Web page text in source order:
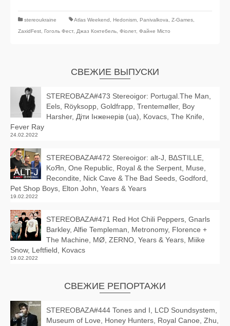
stereoukraine Atlas Weekend Hedonism Panivalkova Z-Games
ZaхidFest Гоголь Фест, Джаз Коктебель Фіолет, Файне Місто
СВЕЖИЕ ВЫПУСКИ
STEREOBAZA#473 Stereoigor: Portugal.The Man,
Eels, Röyksopp, Goldfrapp, Trentemøller, Boy
Harsher, Діти Інженерів (ua), Kovacs, The Knife,
Fever Ray
24.02.2022
STEREOBAZA#472 Stereoigor: alt‑J, BΔSTILLE,
KoЯn, One Republic, Royal & the Serpent, Muse,
Recondite, Nick Cave & The Bad Seeds, Godford,
Pet Shop Boys, Elton John, Years & Years
19.02.2022
STEREOBAZA#471 Red Hot Chili Peppers, Gnarls
Barkley, Alfie Templeman, Metronomy, Florence +
The Machine, MØ, ZERNO, Years & Years, Miike
Snow, Leftfield, Kovacs
19.02.2022
СВЕЖИЕ РЕПОРТАЖИ
STEREOBAZA#444 Tones and I, LCD Soundsystem,
Museum of Love, Honey Hunters, Royal Canoe, Zhu,